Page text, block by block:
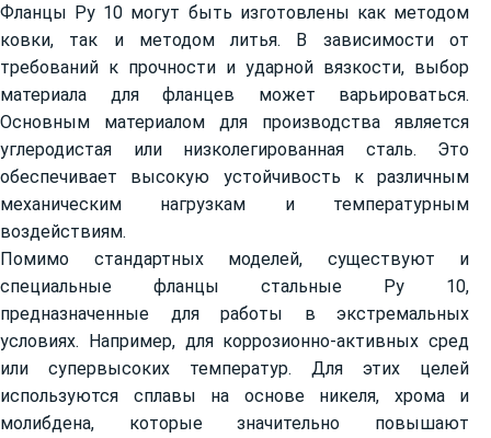
Фланцы Ру 10 могут быть изготовлены как методом
ковки, так и методом литья. В зависимости от
требований к прочности и ударной вязкости, выбор
материала для фланцев может варьироваться.
Основным материалом для производства является
углеродистая или низколегированная сталь. Это
обеспечивает высокую устойчивость к различным
механическим нагрузкам и температурным
воздействиям.
Помимо стандартных моделей, существуют и
специальные фланцы стальные Ру 10,
предназначенные для работы в экстремальных
условиях. Например, для коррозионно-активных сред
или супервысоких температур. Для этих целей
используются сплавы на основе никеля, хрома и
молибдена, которые значительно повышают